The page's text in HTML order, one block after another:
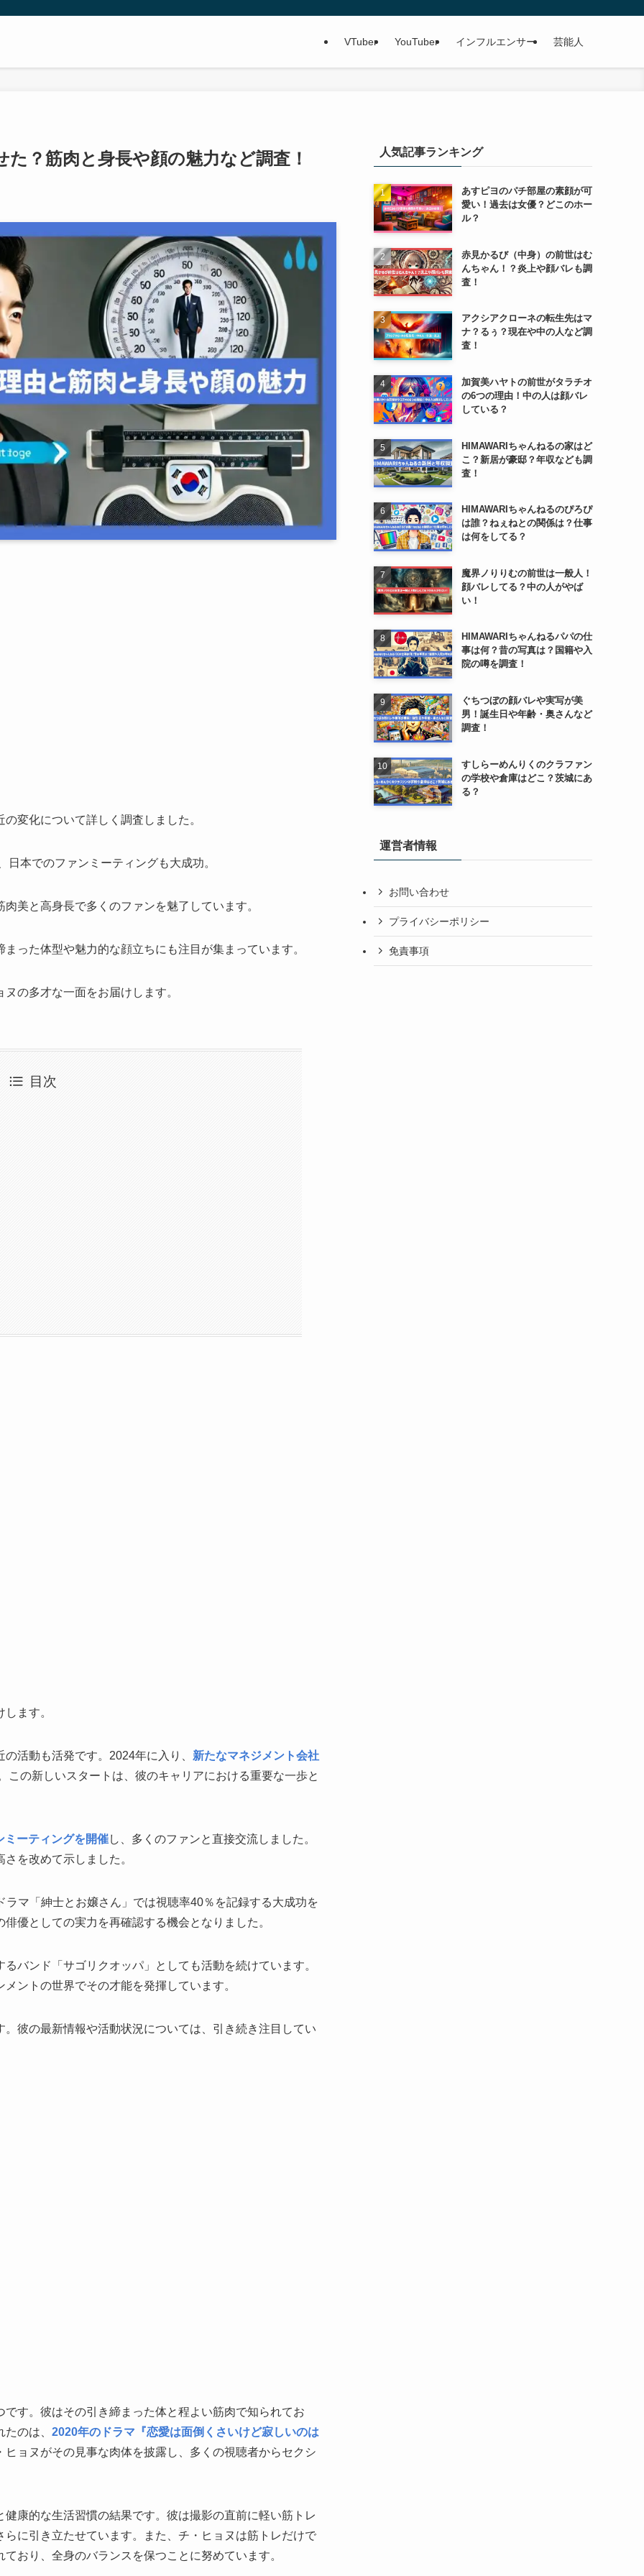
VTuber YouTuber インフルエンサー 芸能人
？筋肉と身長や顔の魅力など調査！
変化について詳しく調査しました。
本でのファンミーティングも大成功。
美と高身長で多くのファンを魅了しています。
った体型や魅力的な顔立ちにも注目が集まっています。
の多才な一面をお届けします。
目次
ます。
活動も活発です。2024年に入り、 新たなマネジメント会社
この新しいスタートは、彼のキャリアにおける重要な一歩と
ミーティングを開催し、多くのファンと直接交流しました。
を改めて示しました。
マ「紳士とお嬢さん」では視聴率40％を記録する大成功を
優としての実力を再確認する機会となりました。
バンド「サゴリクオッパ」としても活動を続けています。
ントの世界でその才能を発揮しています。
彼の最新情報や活動状況については、引き続き注目してい
す。彼はその引き締まった体と程よい筋肉で知られてお
のは、 2020年のドラマ『恋愛は面倒くさいけど寂しいのは
ヒョヌがその見事な肉体を披露し、多くの視聴者からセクシ
康的な生活習慣の結果です。彼は撮影の直前に軽い筋トレ
に引き立たせています。また、チ・ヒョヌは筋トレだけで
おり、全身のバランスを保つことに努めています。
人気記事ランキング
あすピヨのパチ部屋の素顔が可
愛い！過去は女優？どこのホー
ル？
赤見かるび（中身）の前世はむ
んちゃん！？炎上や顔バレも調
査！
アクシアクローネの転生先はマ
ナ？るぅ？現在や中の人など調
査！
加賀美ハヤトの前世がタラチオ
の6つの理由！中の人は顔バレ
している？
HIMAWARIちゃんねるの家はど
こ？新居が豪邸？年収なども調
査！
HIMAWARIちゃんねるのぴろぴ
は誰？ねぇねとの関係は？仕事
は何をしてる？
魔界ノりりむの前世は一般人！
顔バレしてる？中の人がやば
い！
HIMAWARIちゃんねるパパの仕
事は何？昔の写真は？国籍や入
院の噂を調査！
ぐちつぼの顔バレや実写が美
男！誕生日や年齢・奥さんなど
調査！
すしらーめんりくのクラファン
の学校や倉庫はどこ？茨城にあ
る？
運営者情報
お問い合わせ
プライバシーポリシー
免責事項